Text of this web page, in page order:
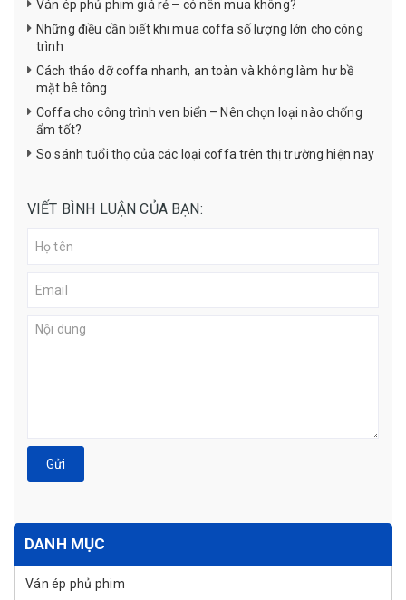
Ván ép phủ phim giá rẻ – có nên mua không?
Những điều cần biết khi mua coffa số lượng lớn cho công
trình
Cách tháo dỡ coffa nhanh, an toàn và không làm hư bề
mặt bê tông
Coffa cho công trình ven biển – Nên chọn loại nào chống
ẩm tốt?
So sánh tuổi thọ của các loại coffa trên thị trường hiện nay
VIẾT BÌNH LUẬN CỦA BẠN:
Gửi
DANH MỤC
Ván ép phủ phim